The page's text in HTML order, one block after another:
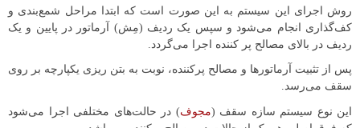
روش اجرای این سیستم به این صورت است که ابتدا مراحل شمع‌بندی و
کف‌گذاری انجام می‌شود و سپس یک ردیف (مِش) آرماتور در پایین و یک
ردیف در بالای مصالح پر کننده اجرا می‌گردد.
پس از تثبیت آرماتورها و مصالح پرکننده، نوبت به بتن ریزی یکپارچه بر روی
سقف می‌رسد.
این نوع سیستم سازه سقف (مجوف) در حالت‌های مختلفی اجرا می‌شود